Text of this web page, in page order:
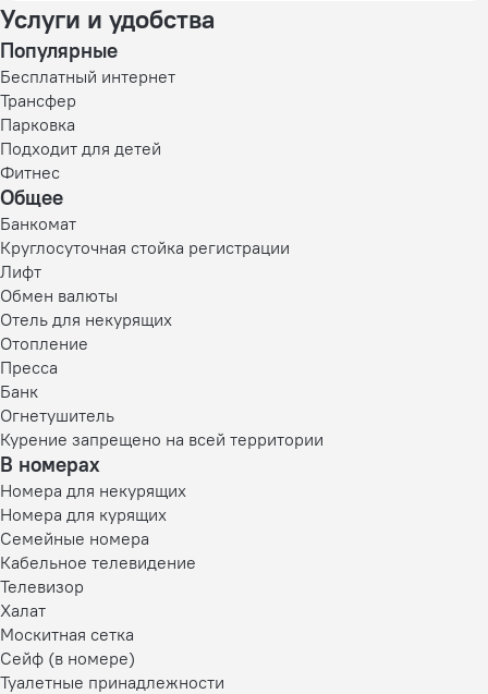
Услуги и удобства
Популярные
Бесплатный интернет
Трансфер
Парковка
Подходит для детей
Фитнес
Общее
Банкомат
Круглосуточная стойка регистрации
Лифт
Обмен валюты
Отель для некурящих
Отопление
Пресса
Банк
Огнетушитель
Курение запрещено на всей территории
В номерах
Номера для некурящих
Номера для курящих
Семейные номера
Кабельное телевидение
Телевизор
Халат
Москитная сетка
Сейф (в номере)
Туалетные принадлежности